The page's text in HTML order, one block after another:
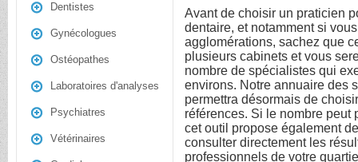
Dentistes
Gynécologues
Ostéopathes
Laboratoires d'analyses
Psychiatres
Vétérinaires
Avant de choisir un praticien
dentaire, et notamment si
agglomérations, sachez que
plusieurs cabinets et vous
nombre de spécialistes qui
environs. Notre annuaire des
permettra désormais de
références. Si le nombre peut
cet outil propose également
consulter directement les
professionnels de votre